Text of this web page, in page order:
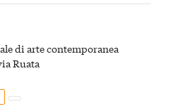
di arte contemporanea
Ruata